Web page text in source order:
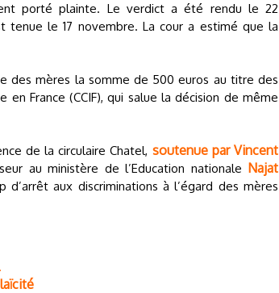
porté plainte. Le verdict a été rendu le 22
tenue le 17 novembre. La cour a estimé que la
des mères la somme de 500 euros au titre des
France (CCIF), qui salue la décision de même
de la circulaire Chatel, soutenue par Vincent
au ministère de l’Education nationale Najat
aux discriminations à l’égard des mères